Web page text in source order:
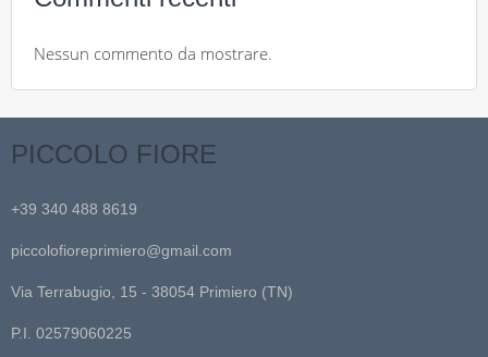
Nessun commento da mostrare.
PICCOLO FIORE
+39 340 488 8619
piccolofioreprimiero@gmail.com
Via Terrabugio, 15 - 38054 Primiero (TN)
P.I. 02579060225